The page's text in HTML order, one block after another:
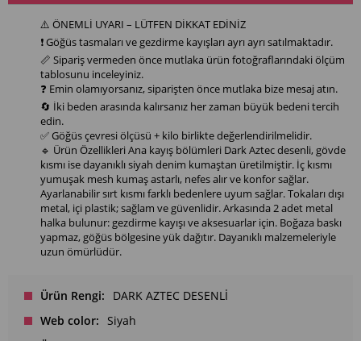
⚠️ ÖNEMLİ UYARI – LÜTFEN DİKKAT EDİNİZ
❗ Göğüs tasmaları ve gezdirme kayışları ayrı ayrı satılmaktadır.
📏 Sipariş vermeden önce mutlaka ürün fotoğraflarındaki ölçüm
tablosunu inceleyiniz.
❓ Emin olamıyorsanız, siparişten önce mutlaka bize mesaj atın.
🔄 İki beden arasında kalırsanız her zaman büyük bedeni tercih
edin.
✅ Göğüs çevresi ölçüsü + kilo birlikte değerlendirilmelidir.
🔹 Ürün Özellikleri Ana kayış bölümleri Dark Aztec desenli, gövde
kısmı ise dayanıklı siyah denim kumaştan üretilmiştir. İç kısmı
yumuşak mesh kumaş astarlı, nefes alır ve konfor sağlar.
Ayarlanabilir sırt kısmı farklı bedenlere uyum sağlar. Tokaları dışı
metal, içi plastik; sağlam ve güvenlidir. Arkasında 2 adet metal
halka bulunur: gezdirme kayışı ve aksesuarlar için. Boğaza baskı
yapmaz, göğüs bölgesine yük dağıtır. Dayanıklı malzemeleriyle
uzun ömürlüdür.
Ürün Rengi
DARK AZTEC DESENLİ
Web color
Siyah